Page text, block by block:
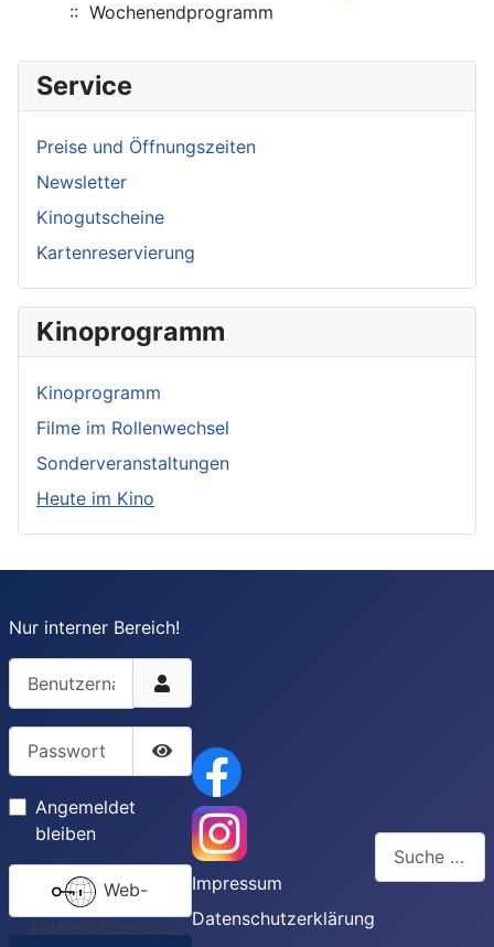
:: Wochenendprogramm
Service
Preise und Öffnungszeiten
Newsletter
Kinogutscheine
Kartenreservierung
Kinoprogramm
Kinoprogramm
Filme im Rollenwechsel
Sonderveranstaltungen
Heute im Kino
Nur interner Bereich!
Passwort
Passwort anzeigen
Angemeldet
bleiben
Web-
Authentifizierung
Impressum
Datenschutzerklärung
Suchen